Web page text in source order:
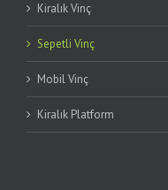
Kiralık Vinç
Sepetli Vinç
Mobil Vinç
Kiralık Platform